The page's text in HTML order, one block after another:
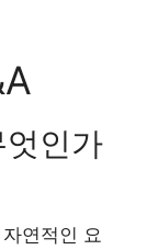
인가
연적인 요